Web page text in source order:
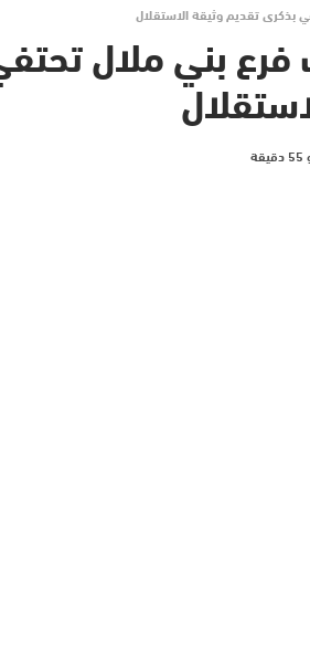
بذكرى تقديم وثيقة الاستقلال
بني ملال